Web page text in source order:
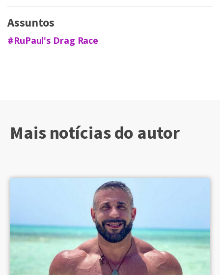
Assuntos
#RuPaul's Drag Race
Mais notícias do autor